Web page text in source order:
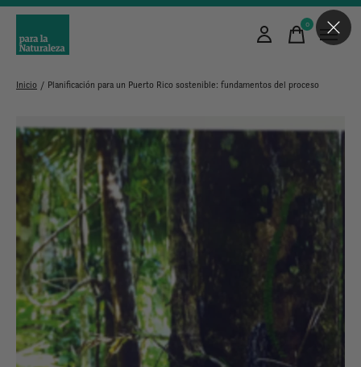
0items
Inicio / Planificación para un Puerto Rico sostenible: fundamentos del proceso
Slideshow Items